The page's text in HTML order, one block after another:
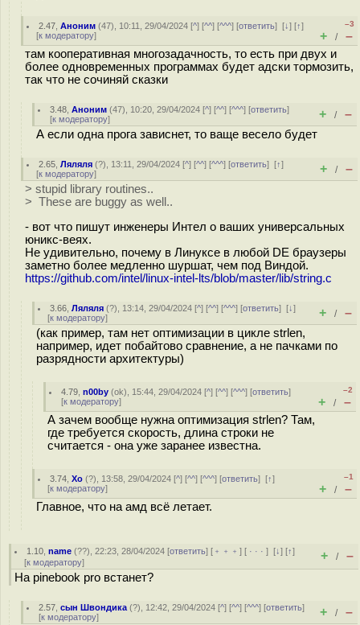
2.47 ,Аноним (47), 10:11, 29/04/2024 [^] [^^] [^^^] [ответить][↓] [↑]
[к модератору]
–3
+ / –
там кооперативная многозадачность, то есть при двух и
более одновременных программах будет адски тормозить,
так что не сочиняй сказки
3.48 ,Аноним (47), 10:20, 29/04/2024 [^] [^^] [^^^] [ответить]
[к модератору] + / –
А если одна прога зависнет, то ваще весело будет
2.65 ,Ляляля (?), 13:11, 29/04/2024 [^] [^^] [^^^] [ответить][↑]
[к модератору] + / –
> stupid library routines..
> These are buggy as well..
- вот что пишут инженеры Интел о ваших универсальных
юникс-веях.
Не удивительно, почему в Линуксе в любой DE браузеры
заметно более медленно шуршат, чем под Виндой.
https://github.com/intel/linux-intel-lts/blob/master/lib/string.c
3.66 ,Ляляля (?), 13:14, 29/04/2024 [^] [^^] [^^^] [ответить][↓]
[к модератору] + / –
(как пример, там нет оптимизации в цикле strlen,
например, идет побайтово сравнение, а не пачками по
разрядности архитектуры)
4.79 ,n00by (ok), 15:44, 29/04/2024 [^] [^^] [^^^] [ответить]
[к модератору]
–2
+ / –
А зачем вообще нужна оптимизация strlen? Там,
где требуется скорость, длина строки не
считается - она уже заранее известна.
3.74 ,Xo (?), 13:58, 29/04/2024 [^] [^^] [^^^] [ответить][↑]
[к модератору]
–1
+ / –
Главное, что на амд всё летает.
1.10 ,name (??), 22:23, 28/04/2024 [ответить] [ ﹢﹢﹢] [ · · ·][↓] [↑]
[к модератору] + / –
На pinebook pro встанет?
2.57 ,сын Швондика (?), 12:42, 29/04/2024 [^] [^^] [^^^] [ответить]
[к модератору] + / –